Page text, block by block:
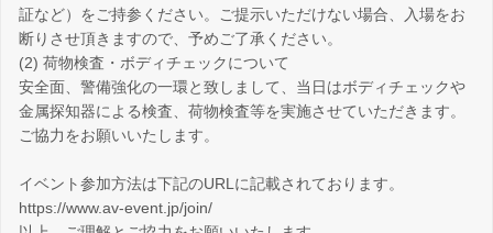
証など）をご持参ください。ご提示いただけない場合、入場をお
断りさせ頂きますので、予めご了承ください。
(2) 荷物検査・ボディチェックについて
安全面、警備強化の一環と致しまして、当日はボディチェックや
金属探知器による検査、荷物検査等を実施させていただきます。
ご協力をお願いいたします。
イベント参加方法は下記のURLに記載されております。
https://www.av-event.jp/join/